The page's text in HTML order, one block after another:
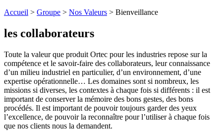
Accueil > Groupe > Nos Valeurs > Bienveillance
les collaborateurs
Toute la valeur que produit Ortec pour les industries repose sur la
compétence et le savoir-faire des collaborateurs, leur connaissance
d’un milieu industriel en particulier, d’un environnement, d’une
expertise opérationnelle… Les domaines sont si nombreux, les
missions si diverses, les contextes à chaque fois si différents : il est
important de conserver la mémoire des bons gestes, des bons
procédés. Il est important de pouvoir toujours garder des yeux
l’excellence, de pouvoir la reconnaître pour l’utiliser à chaque fois
que nos clients nous la demandent.